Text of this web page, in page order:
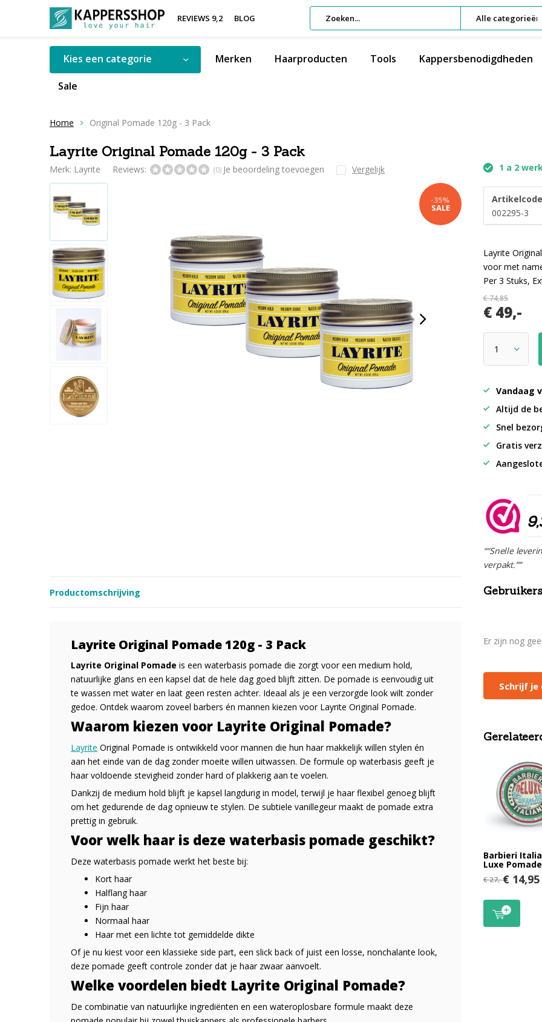
REVIEWS 9,2 BLOG Alle categorieën
Kies een categorie Merken Haarproducten Tools Kappersbenodigdheden
Sale
Home Original Pomade 120g - 3 Pack
Layrite Original Pomade 120g - 3 Pack
Merk: Layrite Reviews: (0) Je beoordeling toevoegen Vergelijk
-35%
SALE
1 a 2
002295-3
Layrite
voor met
Per 3 Stuks,
€ 74,85
€ 49,-
Vandaag
Altijd de
Snel
Gratis
““Snelle
verpakt.””
Productomschrijving
Layrite Original Pomade 120g - 3 Pack
Layrite Original Pomade is een waterbasis pomade die zorgt voor een medium hold,
natuurlijke glans en een kapsel dat de hele dag goed blijft zitten. De pomade is eenvoudig uit
te wassen met water en laat geen resten achter. Ideaal als je een verzorgde look wilt zonder
gedoe. Ontdek waarom zoveel barbers én mannen kiezen voor Layrite Original Pomade.
Waarom kiezen voor Layrite Original Pomade?
Layrite Original Pomade is ontwikkeld voor mannen die hun haar makkelijk willen stylen én
aan het einde van de dag zonder moeite willen uitwassen. De formule op waterbasis geeft je
haar voldoende stevigheid zonder hard of plakkerig aan te voelen.
Dankzij de medium hold blijft je kapsel langdurig in model, terwijl je haar flexibel genoeg blijft
om het gedurende de dag opnieuw te stylen. De subtiele vanillegeur maakt de pomade extra
prettig in gebruik.
Voor welk haar is deze waterbasis pomade geschikt?
Deze waterbasis pomade werkt het beste bij:
Kort haar
Halflang haar
Fijn haar
Normaal haar
Haar met een lichte tot gemiddelde dikte
Of je nu kiest voor een klassieke side part, een slick back of juist een losse, nonchalante look,
deze pomade geeft controle zonder dat je haar zwaar aanvoelt.
Welke voordelen biedt Layrite Original Pomade?
De combinatie van natuurlijke ingrediënten en een wateroplosbare formule maakt deze
Er zijn nog
Schrijf
Barbieri
Luxe
€ 27,-€ 14,95